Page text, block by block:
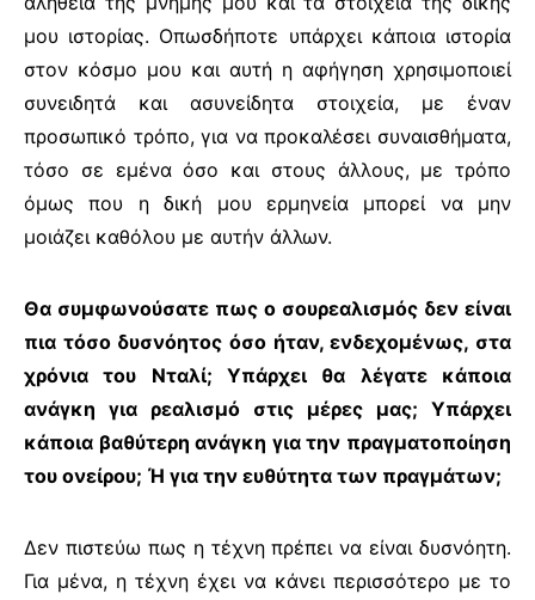
μου ιστορίας. Οπωσδήποτε υπάρχει κάποια ιστορία
στον κόσμο μου και αυτή η αφήγηση χρησιμοποιεί
συνειδητά και ασυνείδητα στοιχεία, με έναν
προσωπικό τρόπο, για να προκαλέσει συναισθήματα,
τόσο σε εμένα όσο και στους άλλους, με τρόπο
όμως που η δική μου ερμηνεία μπορεί να μην
μοιάζει καθόλου με αυτήν άλλων.
Θα συμφωνούσατε πως ο σουρεαλισμός δεν είναι
πια τόσο δυσνόητος όσο ήταν, ενδεχομένως, στα
χρόνια του Νταλί; Υπάρχει θα λέγατε κάποια
ανάγκη για ρεαλισμό στις μέρες μας; Υπάρχει
κάποια βαθύτερη ανάγκη για την πραγματοποίηση
του ονείρου; Ή για την ευθύτητα των πραγμάτων;
Δεν πιστεύω πως η τέχνη πρέπει να είναι δυσνόητη.
Για μένα, η τέχνη έχει να κάνει περισσότερο με το